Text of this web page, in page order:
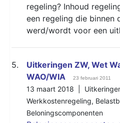
regeling? Inhoud
een regeling die binnen
werd/wordt voor een
5.
Uitkeringen ZW, Wet
WAO/WIA
23 februari 2011
13 maart 2018 |
Werkkostenregeling,
Beloningscomponenten